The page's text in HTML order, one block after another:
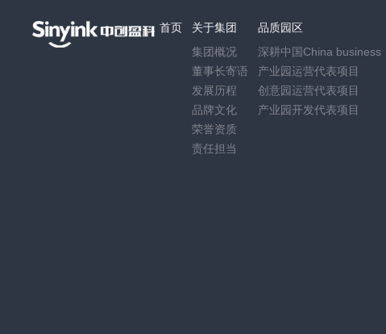
首页
关于集团
集团概况
董事长寄语
发展历程
品牌文化
荣誉资质
责任担当
品质园区
深耕中国China business
产业园运营代表项目
创意园运营代表项目
产业园开发代表项目